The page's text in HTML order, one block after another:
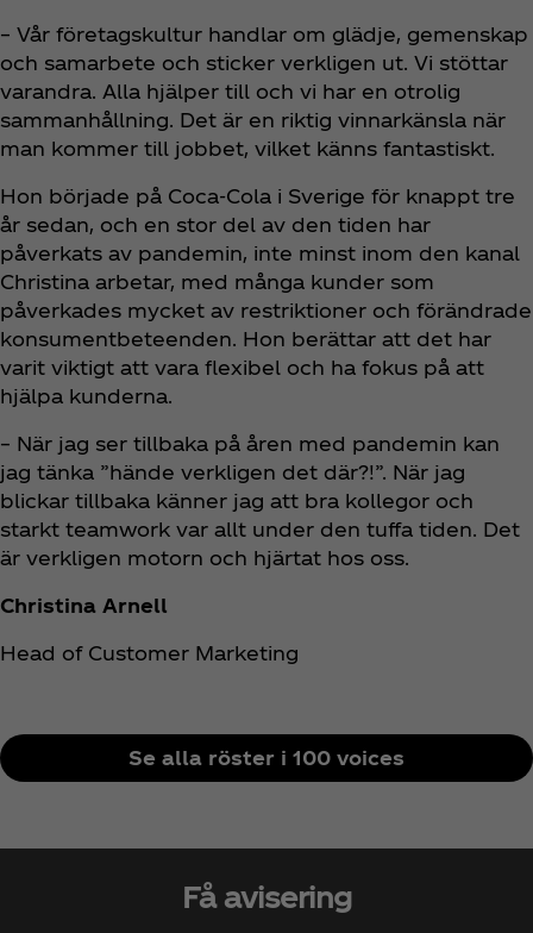
– Vår företagskultur handlar om glädje, gemenskap
och samarbete och sticker verkligen ut. Vi stöttar
varandra. Alla hjälper till och vi har en otrolig
sammanhållning. Det är en riktig vinnarkänsla när
man kommer till jobbet, vilket känns fantastiskt.
Hon började på Coca‑Cola i Sverige för knappt tre
år sedan, och en stor del av den tiden har
påverkats av pandemin, inte minst inom den kanal
Christina arbetar, med många kunder som
påverkades mycket av restriktioner och förändrade
konsumentbeteenden. Hon berättar att det har
varit viktigt att vara flexibel och ha fokus på att
hjälpa kunderna.
– När jag ser tillbaka på åren med pandemin kan
jag tänka ”hände verkligen det där?!”. När jag
blickar tillbaka känner jag att bra kollegor och
starkt teamwork var allt under den tuffa tiden. Det
är verkligen motorn och hjärtat hos oss.
Christina Arnell
Head of Customer Marketing
Se alla röster i 100 voices
Få avisering